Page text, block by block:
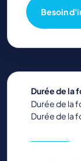
Durée de la
Durée de la
Durée de la
Besoin